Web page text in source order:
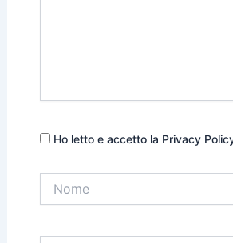
Ho letto e accetto la Privacy